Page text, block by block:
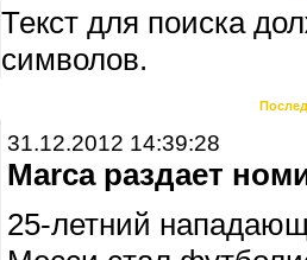
Текст для поиска
символов.
31.12.2012 14:39:28
Marca раздает
25-летний